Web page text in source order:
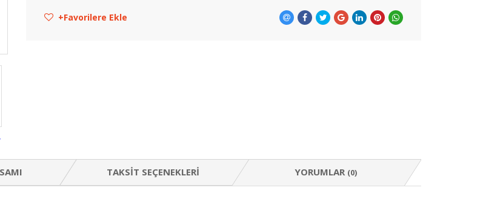
Favorilere Ekle
TAKSIT SEÇENEKLERI YORUMLAR (0)